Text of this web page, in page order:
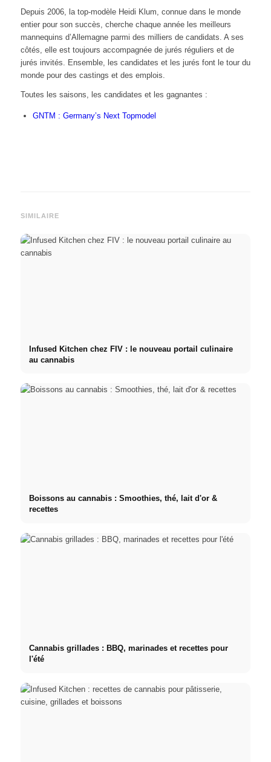
Depuis 2006, la top-modèle Heidi Klum, connue dans le monde
entier pour son succès, cherche chaque année les meilleurs
mannequins d’Allemagne parmi des milliers de candidats. A ses
côtés, elle est toujours accompagnée de jurés réguliers et de
jurés invités. Ensemble, les candidates et les jurés font le tour du
monde pour des castings et des emplois.
Toutes les saisons, les candidates et les gagnantes :
GNTM : Germany’s Next Topmodel
SIMILAIRE
Infused Kitchen chez FIV : le nouveau portail culinaire
au cannabis
Boissons au cannabis : Smoothies, thé, lait d'or &
recettes
Cannabis grillades : BBQ, marinades et recettes pour
l'été